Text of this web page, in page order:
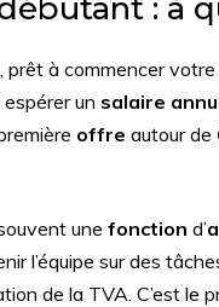
: à
prêt à commencer
un salaire
offre autour de
une fonction d’
l’équipe sur des
de la TVA. C’est le